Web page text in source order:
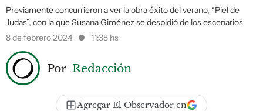
Previamente concurrieron a ver la obra éxito del verano, “Piel de
Judas”, con la que Susana Giménez se despidió de los escenarios
8 de febrero 2024
11:38 hs
Por Redacción
Agregar El Observador en